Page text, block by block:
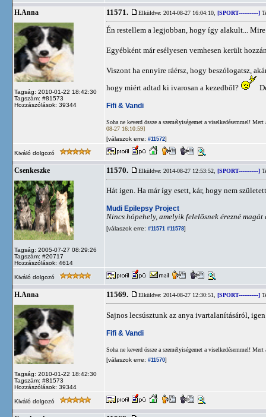
H.Anna
Tagság: 2010-01-22 18:42:30
Tagszám: #81573
Hozzászólások: 39344
11571. Elküldve: 2014-08-27 16:04:10, [SPORT-----------]
Én restellem a legjobban, hogy így alakult...
Egyébként már esélyesen vemhesen került
Viszont ha ennyire ráérsz, hogy beszólogatsz,
hogy miért adtad ki ivarosan a kezedből?
Fifi & Vandi
Soha ne keverd össze a személyiségemet a viselkedésemmel!
08-27 16:10:59]
[válaszok erre: #11572]
Kiváló dolgozó
Csenkeszke
Tagság: 2005-07-27 08:29:26
Tagszám: #20717
Hozzászólások: 4614
11570. Elküldve: 2014-08-27 12:53:52, [SPORT-----------]
Hát igen. Ha már így esett, kár, hogy nem
Mudi Epilepsy Project
Nincs hópehely, amelyik felelősnek érezné
[válaszok erre: #11571 #11578]
Kiváló dolgozó
H.Anna
Tagság: 2010-01-22 18:42:30
Tagszám: #81573
Hozzászólások: 39344
11569. Elküldve: 2014-08-27 12:30:51, [SPORT-----------]
Sajnos lecsúsztunk az anya ivartalanításáról,
Fifi & Vandi
Soha ne keverd össze a személyiségemet a viselkedésemmel!
[válaszok erre: #11570]
Kiváló dolgozó